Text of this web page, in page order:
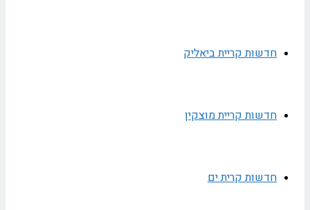
חדשות קריית ביאליק
חדשות קריית מוצקין
חדשות קרית ים